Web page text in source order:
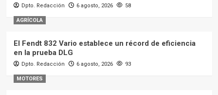
Dpto. Redacción 6 agosto, 2026 58
AGRÍCOLA
El Fendt 832 Vario establece un récord de eficiencia
en la prueba DLG
Dpto. Redacción 6 agosto, 2026 93
MOTORES